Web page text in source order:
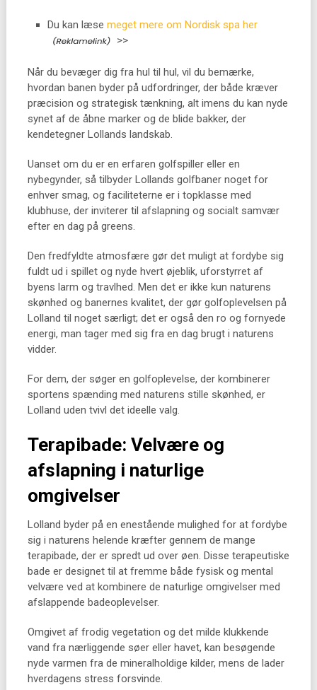
Du kan læsemeget mere om Nordisk spa her
>>
Når du bevæger dig fra hul til hul, vil du bemærke,
hvordan banen byder på udfordringer, der både kræver
præcision og strategisk tænkning, alt imens du kan nyde
synet af de åbne marker og de blide bakker, der
kendetegner Lollands landskab.
Uanset om du er en erfaren golfspiller eller en
nybegynder, så tilbyder Lollands golfbaner noget for
enhver smag, og faciliteterne er i topklasse med
klubhuse, der inviterer til afslapning og socialt samvær
efter en dag på greens.
Den fredfyldte atmosfære gør det muligt at fordybe sig
fuldt ud i spillet og nyde hvert øjeblik, uforstyrret af
byens larm og travlhed. Men det er ikke kun naturens
skønhed og banernes kvalitet, der gør golfoplevelsen på
Lolland til noget særligt; det er også den ro og fornyede
energi, man tager med sig fra en dag brugt i naturens
vidder.
For dem, der søger en golfoplevelse, der kombinerer
sportens spænding med naturens stille skønhed, er
Lolland uden tvivl det ideelle valg.
Terapibade: Velvære og
afslapning i naturlige
omgivelser
Lolland byder på en enestående mulighed for at fordybe
sig i naturens helende kræfter gennem de mange
terapibade, der er spredt ud over øen. Disse terapeutiske
bade er designet til at fremme både fysisk og mental
velvære ved at kombinere de naturlige omgivelser med
afslappende badeoplevelser.
Omgivet af frodig vegetation og det milde klukkende
vand fra nærliggende søer eller havet, kan besøgende
nyde varmen fra de mineralholdige kilder, mens de lader
hverdagens stress forsvinde.